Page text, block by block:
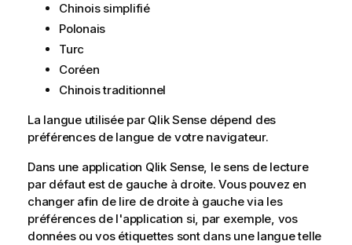
Chinois simplifié
Polonais
Turc
Coréen
Chinois traditionnel
La langue utilisée par Qlik Sensedépend des
préférences de langue de votre navigateur.
Dans une application Qlik Sense, le sens de lecture
par défaut est de gauche à droite. Vous pouvez en
changer afin de lire de droite à gauche via les
préférences de l'application si, par exemple, vos
données ou vos étiquettes sont dans une langue telle